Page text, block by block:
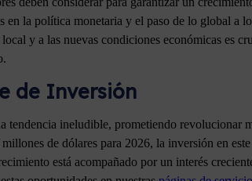
en la política monetaria y el paso de lo global a
y a las nuevas condiciones económicas es
de Inversión
tendencia ineludible, prometiendo revolucionar
de dólares para 2026, la inversión en
está acompañado por un interés